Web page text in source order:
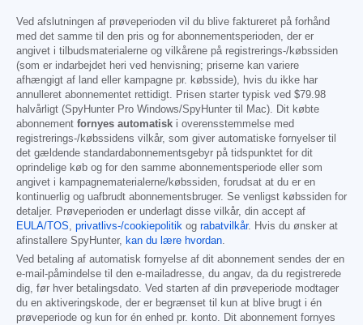
Ved afslutningen af prøveperioden vil du blive faktureret på forhånd
med det samme til den pris og for abonnementsperioden, der er
angivet i tilbudsmaterialerne og vilkårene på registrerings-/købssiden
(som er indarbejdet heri ved henvisning; priserne kan variere
afhængigt af land eller kampagne pr. købsside), hvis du ikke har
annulleret abonnementet rettidigt. Prisen starter typisk ved $79.98
halvårligt (SpyHunter Pro Windows/SpyHunter til Mac). Dit købte
abonnement fornyes automatisk i overensstemmelse med
registrerings-/købssidens vilkår, som giver automatiske fornyelser til
det gældende standardabonnementsgebyr på tidspunktet for dit
oprindelige køb og for den samme abonnementsperiode eller som
angivet i kampagnematerialerne/købssiden, forudsat at du er en
kontinuerlig og uafbrudt abonnementsbruger. Se venligst købssiden for
detaljer. Prøveperioden er underlagt disse vilkår, din accept af
EULA/TOS, privatlivs-/cookiepolitik og rabatvilkår. Hvis du ønsker at
afinstallere SpyHunter, kan du lære hvordan.
Ved betaling af automatisk fornyelse af dit abonnement sendes der en
e-mail-påmindelse til den e-mailadresse, du angav, da du registrerede
dig, før hver betalingsdato. Ved starten af din prøveperiode modtager
du en aktiveringskode, der er begrænset til kun at blive brugt i én
prøveperiode og kun for én enhed pr. konto. Dit abonnement fornyes